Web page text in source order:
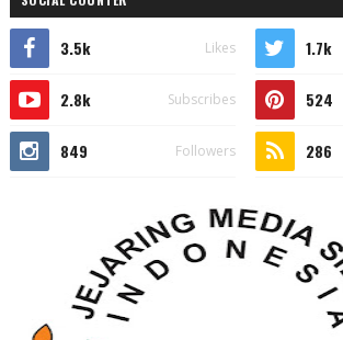
3.5k Likes 1.7k
2.8k Subscribes 524
849 Followers 286